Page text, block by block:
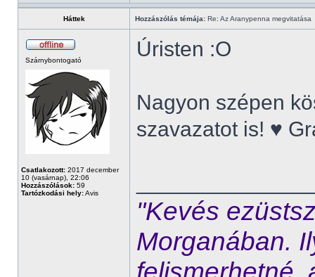
Háttek Hozzászólás témája: Re: Az Aranypenna megvitatása
Szárnybontogató
Csatlakozott: 2017 december
10 (vasárnap), 22:06
Hozzászólások: 59
Tartózkodási hely:Avis
Úristen :O
Nagyon szépen
szavazatot is! ♥
"Kevés
Morganában.